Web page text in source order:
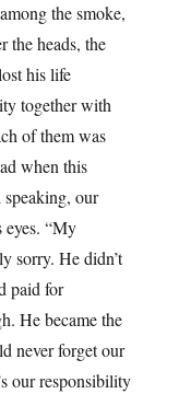
the smoke,
the heads, the
his life
together with
of them was
when this
speaking, our
eyes. “My
sorry. He didn’t
paid for
He became the
never forget our
our responsibility